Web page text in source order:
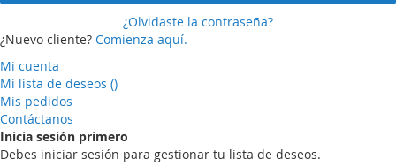
¿Olvidaste la contraseña?
¿Nuevo cliente? Comienza aquí.
Mi cuenta
Mi lista de deseos ()
Mis pedidos
Contáctanos
Inicia sesión primero
Debes iniciar sesión para gestionar tu lista de deseos.